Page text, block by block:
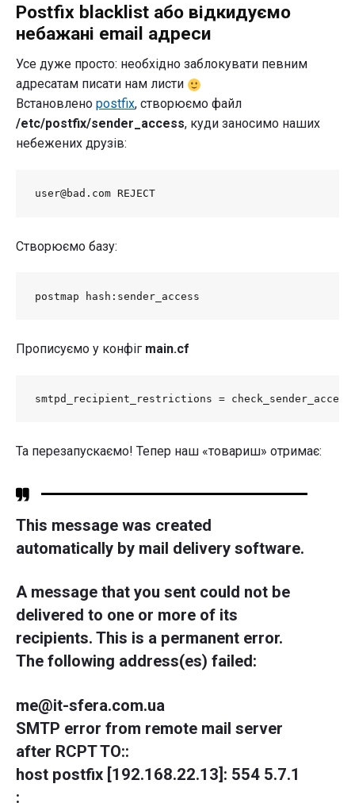
Postfix blacklist або відкидуємо
небажані email адреси
Усе дуже просто: необхідно заблокувати певним
адресатам писати нам листи
Встановлено postfix, створюємо файл
/etc/postfix/sender_access, куди заносимо наших
небежених друзів:
user@bad.com REJECT
Створюємо базу:
postmap hash:sender_access
Прописуємо у конфіг main.cf
smtpd_recipient_restrictions =
Та перезапускаємо! Тепер наш «товариш» отримає:
This message was created
automatically by mail delivery software.
A message that you sent could not be
delivered to one or more of its
recipients. This is a permanent error.
The following address(es) failed:
me@it-sfera.com.ua
SMTP error from remote mail server
after RCPT TO::
host postfix [192.168.22.13]: 554 5.7.1
: